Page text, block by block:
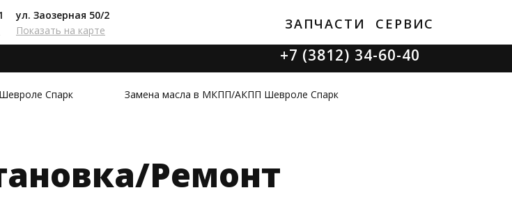
ул. Заозерная 50/2
Показать на карте
ЗАПЧАСТИ СЕРВИС
+7 (3812) 34-60-40
Спарк Замена масла в МКПП/АКПП Шевроле Спарк
Ремонт